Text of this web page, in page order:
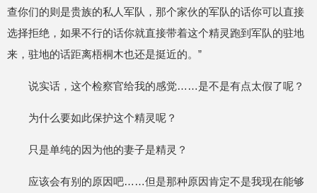
查你们的则是贵族的私人军队，那个家伙的军队的话你可以直接
选择拒绝，如果不行的话你就直接带着这个精灵跑到军队的驻地
来，驻地的话距离梧桐木也还是挺近的。”
说实话，这个检察官给我的感觉……是不是有点太假了呢？
为什么要如此保护这个精灵呢？
只是单纯的因为他的妻子是精灵？
应该会有别的原因吧……但是那种原因肯定不是我现在能够